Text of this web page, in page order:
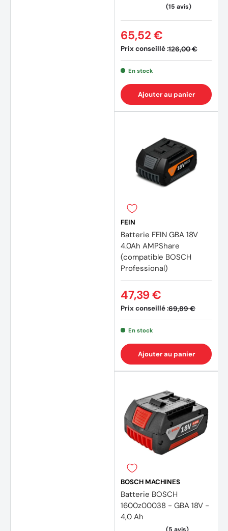
Prix conseillé :126,00 €
65,52 €
En stock
Ajouter au panier
FEIN
Batterie FEIN GBA 18V
4.0Ah AMPShare
(compatible BOSCH
Professional)
Prix conseillé :69,89 €
47,39 €
En stock
Ajouter au panier
BOSCH MACHINES
Batterie BOSCH
1600z00038 - GBA 18V -
4,0 Ah